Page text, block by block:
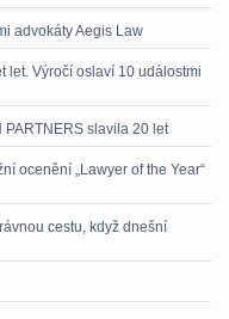
advokáty Aegis Law
let. Výročí oslaví 10 událostmi
slavila 20 let
ocenění „Lawyer of the Year“
cestu, když dnešní